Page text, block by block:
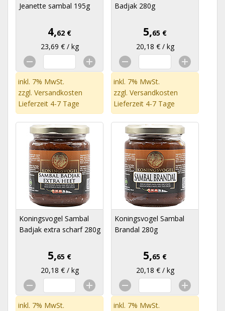
Jeanette sambal 195g
4,62 €
23,69 € / kg
inkl. 7% MwSt.
zzgl. Versandkosten
Lieferzeit 4-7 Tage
Badjak 280g
5,65 €
20,18 € / kg
inkl. 7% MwSt.
zzgl. Versandkosten
Lieferzeit 4-7 Tage
Koningsvogel Sambal
Badjak extra scharf 280g
5,65 €
20,18 € / kg
inkl. 7% MwSt.
Koningsvogel Sambal
Brandal 280g
5,65 €
20,18 € / kg
inkl. 7% MwSt.